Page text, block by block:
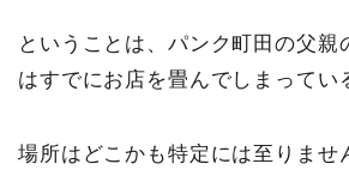
ということは、パンク町田の父親
はすでにお店を畳んでしまってい
場所はどこかも特定には至りませ